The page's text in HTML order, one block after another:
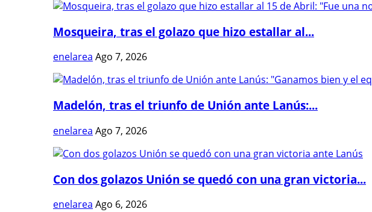
Mosqueira, tras el golazo que hizo estallar al...
enelarea Ago 7, 2026
Madelón, tras el triunfo de Unión ante Lanús:...
enelarea Ago 7, 2026
Con dos golazos Unión se quedó con una gran victoria...
enelarea Ago 6, 2026